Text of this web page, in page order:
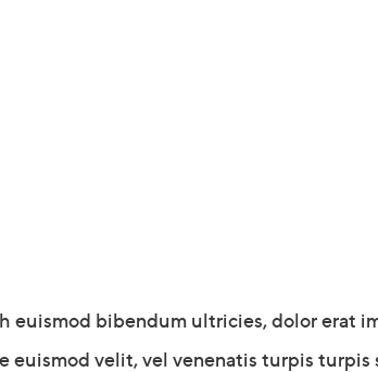
euismod bibendum ultricies, dolor erat
euismod velit, vel venenatis turpis turpis